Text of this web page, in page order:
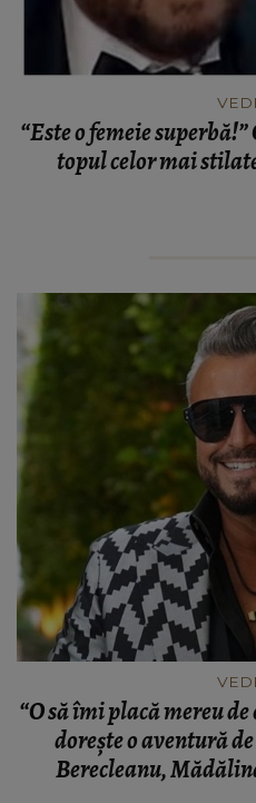
“Este o femeie
topul celor mai
“O să îmi placă mereu
dorește o aventură
Berecleanu,